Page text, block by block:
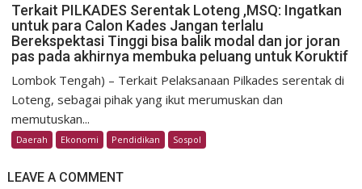
Terkait PILKADES Serentak Loteng ,MSQ: Ingatkan
untuk para Calon Kades Jangan terlalu
Berekspektasi Tinggi bisa balik modal dan jor joran
pas pada akhirnya membuka peluang untuk Koruktif
Lombok Tengah) – Terkait Pelaksanaan Pilkades serentak di
Loteng, sebagai pihak yang ikut merumuskan dan
memutuskan...
Daerah Ekonomi Pendidikan Sospol
LEAVE A COMMENT